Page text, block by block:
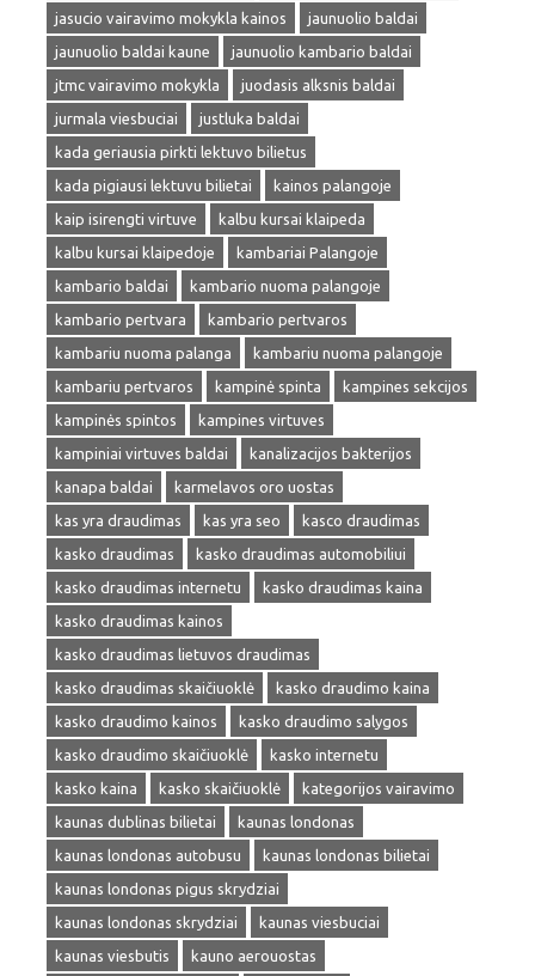
jasucio vairavimo mokykla kainos
jaunuolio baldai
jaunuolio baldai kaune
jaunuolio kambario baldai
jtmc vairavimo mokykla
juodasis alksnis baldai
jurmala viesbuciai
justluka baldai
kada geriausia pirkti lektuvo bilietus
kada pigiausi lektuvu bilietai
kainos palangoje
kaip isirengti virtuve
kalbu kursai klaipeda
kalbu kursai klaipedoje
kambariai Palangoje
kambario baldai
kambario nuoma palangoje
kambario pertvara
kambario pertvaros
kambariu nuoma palanga
kambariu nuoma palangoje
kambariu pertvaros
kampinė spinta
kampines sekcijos
kampinės spintos
kampines virtuves
kampiniai virtuves baldai
kanalizacijos bakterijos
kanapa baldai
karmelavos oro uostas
kas yra draudimas
kas yra seo
kasco draudimas
kasko draudimas
kasko draudimas automobiliui
kasko draudimas internetu
kasko draudimas kaina
kasko draudimas kainos
kasko draudimas lietuvos draudimas
kasko draudimas skaičiuoklė
kasko draudimo kaina
kasko draudimo kainos
kasko draudimo salygos
kasko draudimo skaičiuoklė
kasko internetu
kasko kaina
kasko skaičiuoklė
kategorijos vairavimo
kaunas dublinas bilietai
kaunas londonas
kaunas londonas autobusu
kaunas londonas bilietai
kaunas londonas pigus skrydziai
kaunas londonas skrydziai
kaunas viesbuciai
kaunas viesbutis
kauno aerouostas